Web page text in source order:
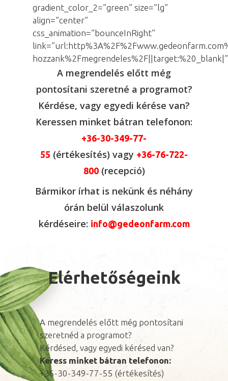
gradient_color_2=”green” size=”lg”
align=”center”
css_animation=”bounceInRight”
A megrendelés előtt még
pontosítani szeretné a programot?
Kérdése, vagy egyedi kérése van?
Keressen minket bátran telefonon:
+36-30-349-77-
55 (értékesítés) vagy +36-76-722-
800(recepció)
Bármikor írhat is nekünk és néhány
órán belül válaszolunk
kérdéseire: info@gedeonfarm.com
Elérhetőségeink
A megrendelés előtt még pontosítani
szeretnéd a programot?
Kérdésed, vagy egyedi kérésed van?
Keress minket bátran telefonon:
+36-30-349-77-55 (értékesítés)